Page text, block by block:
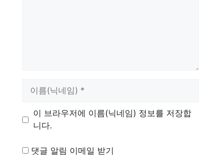
이 브라우저에 이름(닉네임) 정보를 저장합
니다.
댓글 알림 이메일 받기